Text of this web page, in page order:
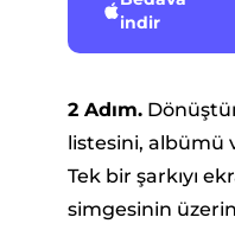
indir
2 Adım.
listesini, albümü
Tek bir şarkıyı
simgesinin